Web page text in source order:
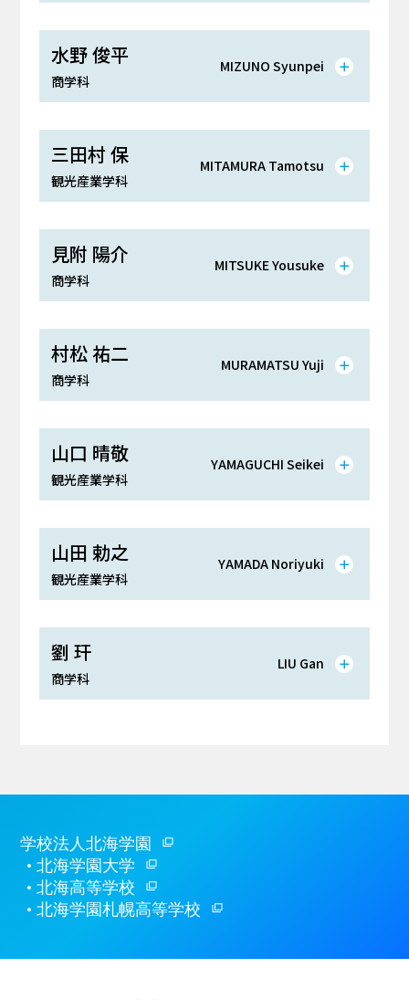
水野 俊平
商学科
MIZUNO Syunpei
三田村 保
観光産業学科
MITAMURA Tamotsu
見附 陽介
商学科
MITSUKE Yousuke
村松 祐二
商学科
MURAMATSU Yuji
山口 晴敬
観光産業学科
YAMAGUCHI Seikei
山田 勅之
観光産業学科
YAMADA Noriyuki
劉 玕
商学科
LIU Gan
学校法人北海学園
北海学園大学
北海高等学校
北海学園札幌高等学校